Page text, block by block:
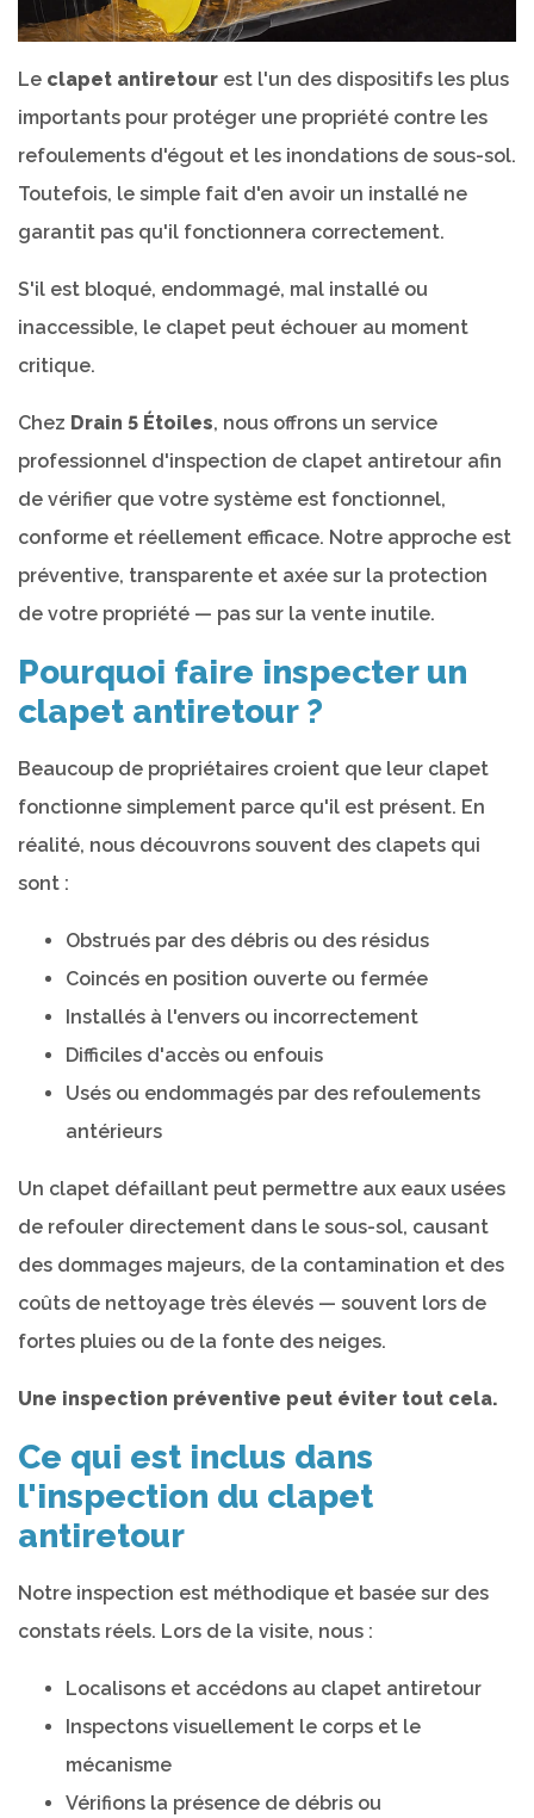
Le clapet antiretour est l'un des dispositifs les plus
importants pour protéger une propriété contre les
refoulements d'égout et les inondations de sous-sol.
Toutefois, le simple fait d'en avoir un installé ne
garantit pas qu'il fonctionnera correctement.
S'il est bloqué, endommagé, mal installé ou
inaccessible, le clapet peut échouer au moment
critique.
Chez Drain 5 Étoiles, nous offrons un service
professionnel d'inspection de clapet antiretour afin
de vérifier que votre système est fonctionnel,
conforme et réellement efficace. Notre approche est
préventive, transparente et axée sur la protection
de votre propriété — pas sur la vente inutile.
Pourquoi faire inspecter un
clapet antiretour ?
Beaucoup de propriétaires croient que leur clapet
fonctionne simplement parce qu'il est présent. En
réalité, nous découvrons souvent des clapets qui
sont :
Obstrués par des débris ou des résidus
Coincés en position ouverte ou fermée
Installés à l'envers ou incorrectement
Difficiles d'accès ou enfouis
Usés ou endommagés par des refoulements
antérieurs
Un clapet défaillant peut permettre aux eaux usées
de refouler directement dans le sous-sol, causant
des dommages majeurs, de la contamination et des
coûts de nettoyage très élevés — souvent lors de
fortes pluies ou de la fonte des neiges.
Une inspection préventive peut éviter tout cela.
Ce qui est inclus dans
l'inspection du clapet
antiretour
Notre inspection est méthodique et basée sur des
constats réels. Lors de la visite, nous :
Localisons et accédons au clapet antiretour
Inspectons visuellement le corps et le
mécanisme
Vérifions la présence de débris ou